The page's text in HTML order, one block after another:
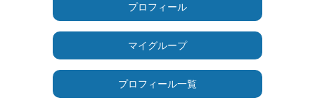
プロフィール
マイグループ
プロフィール一覧